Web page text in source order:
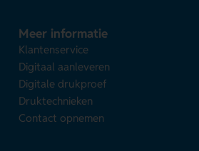
Meer informatie
Klantenservice
Digitaal aanleveren
Digitale drukproef
Druktechnieken
Contact opnemen